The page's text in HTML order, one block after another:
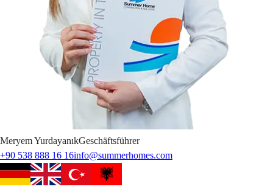
MeryemYurdayanıkGeschäftsführer
+90 538 888 16 16info@summerhomes.com